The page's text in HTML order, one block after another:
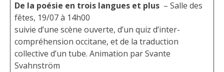
De la poésie en trois langues et plus – Salle des
fêtes, 19/07 à 14h00
suivie d’une scène ouverte, d’un quiz d’inter-
compréhension occitane, et de la traduction
collective d’un tube. Animation par Svante
Svahnström